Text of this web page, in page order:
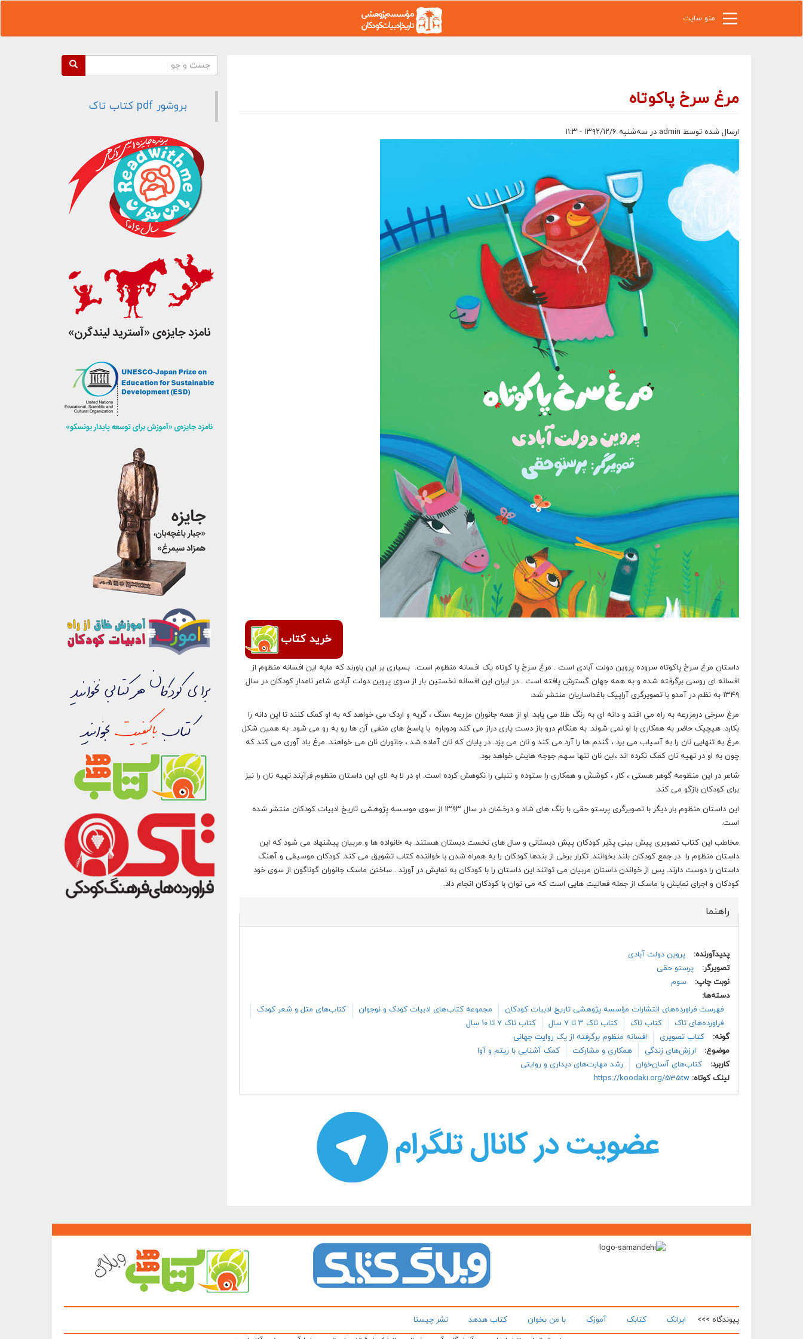
منو سایت
مرغ سرخ پاکوتاه
ارسال شده توسط admin در سه‌شنبه ۱۳۹۲/۱۲/۶ - ۱۱:۳
خرید کتاب
داستان مرغ سرخ پاکوتاه سروده پروین دولت آبادی است . مرغ سرخ پا کوتاه یک افسانه منظوم است. بسیاری بر این باورند که مایه این افسانه منظوم از
افسانه ای روسی برگرفته شده و به همه جهان گسترش یافته است . در ایران این افسانه نخستین بار از سوی پروین دولت آبادی شاعر نامدار کودکان در سال
۱۳۴۹ به نظم در آمدو با تصویرگری آراپیک باغداساریان منتشر شد.
مرغ سرخی درمزرعه به راه می افتد و دانه ای به رنگ طلا می یابد. او از همه جانوران مزرعه ،سگ ، گربه و اردک می خواهد که به او کمک کنند تا این دانه را
بکارد. هیچیک حاضر به همکاری با او نمی شوند. به هنگام درو باز دست یاری دراز می کند ودوباره با پاسخ های منفی آن ها رو به رو می شود. به همین شکل
مرغ به تنهایی نان را به آسیاب می برد ، گندم ها را آرد می کند و نان می پزد. در پایان که نان آماده شد ، جانوران نان می خواهند. مرغ یاد آوری می کند که
چون به او در تهیه نان کمک نکرده اند ،‌این نان تنها سهم جوجه هایش خواهد بود.
شاعر در این منظومه گوهر هستی ، ‌کار ، کوشش و همکاری را ستوده و تنبلی را نکوهش کرده است. او در لا به لای این داستان منظوم فرآیند تهیه نان را نیز
برای کودکان بازگو می کند.
این داستان منظوم بار دیگر با تصویرگری پرستو حقی با رنگ های شاد و درخشان در سال ۱۳۹۳ از سوی موسسه پِژوهشی تاریخ ادبیات کودکان منتشر شده
است.
مخاطب این کتاب تصویری پیش بینی پذیر کودکان پیش دبستانی و سال های نخست دبستان هستند. به خانواده ها و مربیان پیشنهاد می شود که این
داستان منظوم را در جمع کودکان بلند بخوانند. تکرار برخی از بندها کودکان را به همراه شدن با خواننده کتاب تشویق می کند. کودکان موسیقی و آهنگ
داستان را دوست دارند. پس از خواندن داستان مربیان می توانند این داستان را با کودکان به نمایش در آورند . ساختن ماسک جانوران گوناگون از سوی خود
کودکان و اجرای نمایش با ماسک از جمله فعالیت هایی است که می توان با کودکان انجام داد.
پنهان کن
راهنما
پدیدآورنده:
پروین دولت آبادی
تصویرگر:
پرستو حقی
نوبت چاپ:
سوم
دسته‌ها:
فهرست فراورده‌های انتشارات مؤسسه پژوهشی تاریخ ادبیات کودکان
مجموعه کتاب‌های ادبیات کودک و نوجوان
کتاب‌های متل و شعر کودک
فراورده‌های تاک
کتاب تاک کتاب تاک ۳ تا ۷ سال
کتاب تاک ۷ تا ۱۰ سال
گونه:
کتاب تصویری
افسانه منظوم برگرفته از یک روایت جهانی
موضوع:
ارزش‌های زندگی همکاری و مشارکت
کمک آشنایی با ریتم و آوا
کاربرد:
کتاب‌های آسان‌خوان
رشد مهارت‌های دیداری و روایتی
لینک کوتاه: https://koodaki.org/535tw
فرم جستجو
بروشور pdf کتاب تاک
پیوندگاه >>> ایرانک کتابک آموزک با من بخوان کتاب هدهد
نشر چیستا